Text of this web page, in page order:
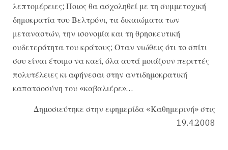
λεπτομέρειες; Ποιος θα ασχοληθεί με τη συμμετοχική
δημοκρατία του Βελτρόνι, τα δικαιώματα των
μεταναστών, την ισονομία και τη θρησκευτική
ουδετερότητα του κράτους; Οταν νιώθεις ότι το σπίτι
σου είναι έτοιμο να καεί, όλα αυτά μοιάζουν περιττές
πολυτέλειες κι αφήνεσαι στην αντιδημοκρατική
καπατσοσύνη του «καβαλιέρε»…
Δημοσιεύτηκε στην εφημερίδα «Καθημερινή» στις
19.4.2008